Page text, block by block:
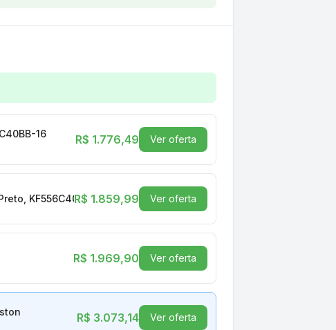
16 R$ 1.776,49 Ver oferta
KF556C40BBA-16
R$ 1.859,99 Ver oferta
R$ 1.969,90 Ver oferta
R$ 3.073,14 Ver oferta